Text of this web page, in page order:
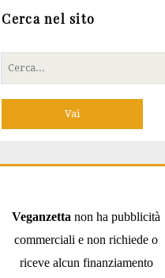
Cerca nel sito
Cerca
per:
Veganzetta non ha pubblicità
commerciali e non richiede o
riceve alcun finanziamento